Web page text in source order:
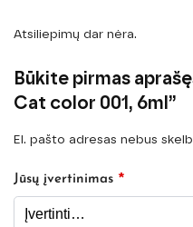
Atsiliepimų dar nėra.
Būkite pirmas
Cat color 001, 6ml”
El. pašto adresas nebus
Jūsų įvertinimas *